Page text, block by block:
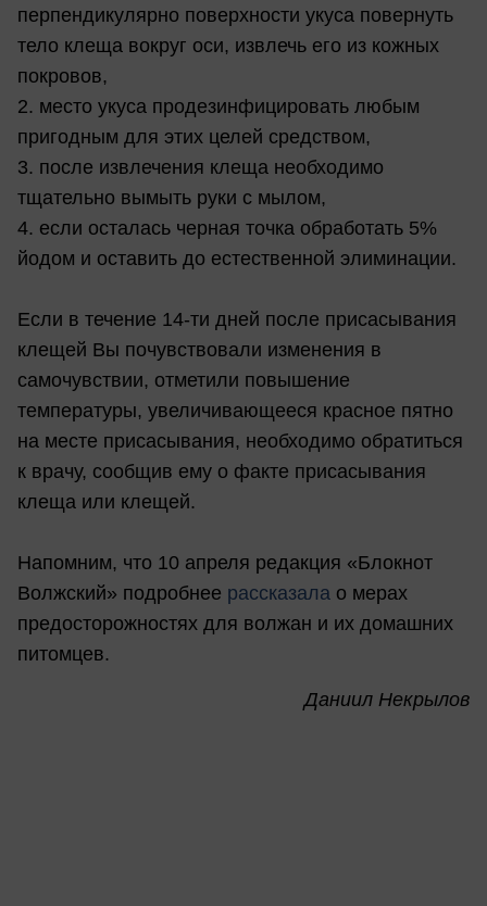
перпендикулярно поверхности укуса повернуть
тело клеща вокруг оси, извлечь его из кожных
покровов,
2. место укуса продезинфицировать любым
пригодным для этих целей средством,
3. после извлечения клеща необходимо
тщательно вымыть руки с мылом,
4. если осталась черная точка обработать 5%
йодом и оставить до естественной элиминации.
Если в течение 14-ти дней после присасывания
клещей Вы почувствовали изменения в
самочувствии, отметили повышение
температуры, увеличивающееся красное пятно
на месте присасывания, необходимо обратиться
к врачу, сообщив ему о факте присасывания
клеща или клещей.
Напомним, что 10 апреля редакция «Блокнот
Волжский» подробнее рассказала о мерах
предосторожностях для волжан и их домашних
питомцев.
Даниил Некрылов